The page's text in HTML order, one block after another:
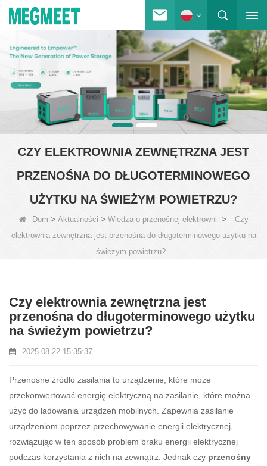
CZY ELEKTROWNIA ZEWNĘTRZNA JEST
PRZENOŚNA DO DŁUGOTERMINOWEGO
UŻYTKU NA ŚWIEŻYM POWIETRZU?
Dom > Aktualności > Wiedza o przenośnej elektrowni >
Czy
elektrownia zewnętrzna jest przenośna do długoterminowego użytku na
świeżym powietrzu?
Czy elektrownia zewnętrzna jest
przenośna do długoterminowego użytku
na świeżym powietrzu?
2025-08-22 15:35:37
Przenośne źródło zasilania to urządzenie, które może
przekonwertować energię elektryczną na zasilanie, które można
użyć do ładowania urządzeń mobilnych. Zapewnia zasilanie
urządzeniom poprzez przechowywanie energii elektrycznej,
rozwiązując w ten sposób problem braku energii elektrycznej
podczas korzystania z nich na zewnątrz. Jednak czy przenośny